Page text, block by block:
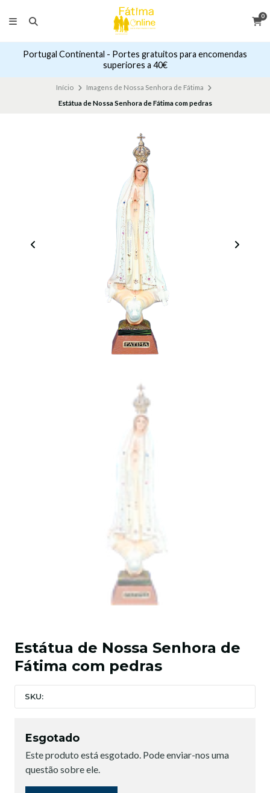
0
Portugal Continental - Portes gratuitos para encomendas
superiores a 40€
Início
Imagens de Nossa Senhora de Fátima
Estátua de Nossa Senhora de Fátima com pedras
Estátua de Nossa Senhora de
Fátima com pedras
SKU:
Esgotado
Este produto está esgotado. Pode enviar-nos uma
questão sobre ele.